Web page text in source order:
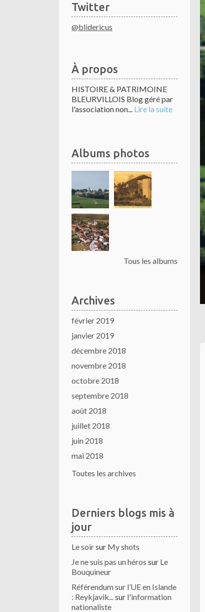
Twitter
@blidericus
À propos
HISTOIRE & PATRIMOINE
BLEURVILLOIS Blog géré par
l'association non... Lire la suite
Albums photos
Tous les albums
Archives
février 2019
janvier 2019
décembre 2018
novembre 2018
octobre 2018
septembre 2018
août 2018
juillet 2018
juin 2018
mai 2018
Toutes les archives
Derniers blogs mis à
jour
Le soirsur My shots
Je ne suis pas un héros sur Le
Bouquineur
Référendum sur l’UE en Islande
: Reykjavik...sur l'information
nationaliste